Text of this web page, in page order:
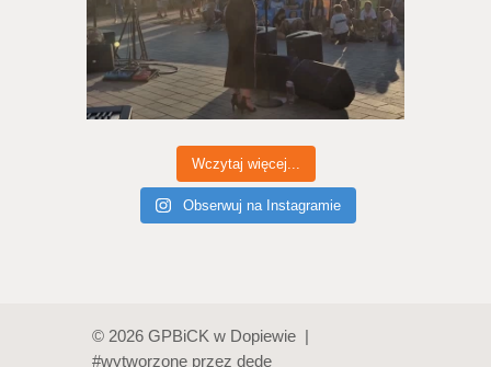
Wczytaj więcej...
Obserwuj na Instagramie
© 2026 GPBiCK w Dopiewie |
#wytworzone przez dede